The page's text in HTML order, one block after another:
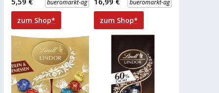
Merkmale: Verpackung:
bueromarkt-ag
zum Shop*
Verschenken und Teilen
Merkmale:
bueromarkt-ag
zum Shop*